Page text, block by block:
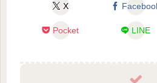
X
Pocket LINE